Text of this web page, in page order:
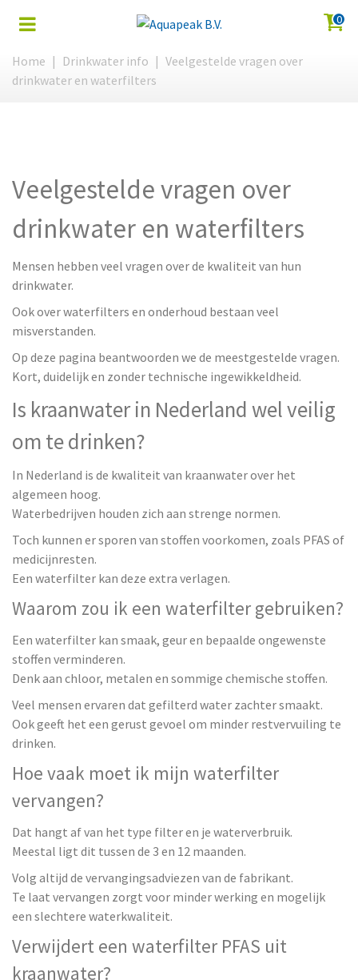
0
Home | Drinkwater info | Veelgestelde vragen over
drinkwater en waterfilters
Veelgestelde vragen over
drinkwater en waterfilters
Mensen hebben veel vragen over de kwaliteit van hun
drinkwater.
Ook over waterfilters en onderhoud bestaan veel
misverstanden.
Op deze pagina beantwoorden we de meestgestelde vragen.
Kort, duidelijk en zonder technische ingewikkeldheid.
Is kraanwater in Nederland wel veilig
om te drinken?
In Nederland is de kwaliteit van kraanwater over het
algemeen hoog.
Waterbedrijven houden zich aan strenge normen.
Toch kunnen er sporen van stoffen voorkomen, zoals PFAS of
medicijnresten.
Een waterfilter kan deze extra verlagen.
Waarom zou ik een waterfilter gebruiken?
Een waterfilter kan smaak, geur en bepaalde ongewenste
stoffen verminderen.
Denk aan chloor, metalen en sommige chemische stoffen.
Veel mensen ervaren dat gefilterd water zachter smaakt.
Ook geeft het een gerust gevoel om minder restvervuiling te
drinken.
Hoe vaak moet ik mijn waterfilter
vervangen?
Dat hangt af van het type filter en je waterverbruik.
Meestal ligt dit tussen de 3 en 12 maanden.
Volg altijd de vervangingsadviezen van de fabrikant.
Te laat vervangen zorgt voor minder werking en mogelijk
een slechtere waterkwaliteit.
Verwijdert een waterfilter PFAS uit
kraanwater?